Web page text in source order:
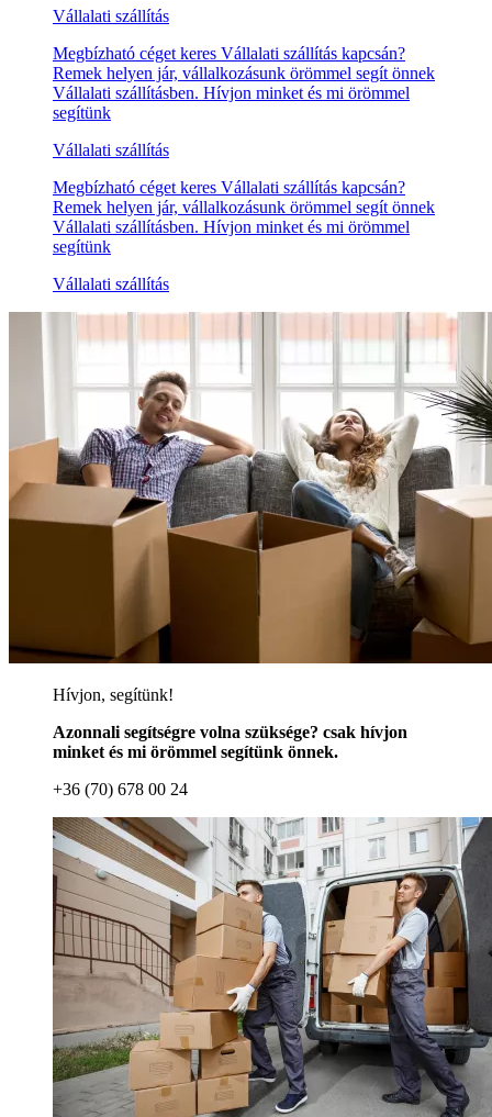
Vállalati szállítás
Megbízható céget keres Vállalati szállítás kapcsán?
Remek helyen jár, vállalkozásunk örömmel segít önnek
Vállalati szállításben. Hívjon minket és mi örömmel
segítünk
Vállalati szállítás
Megbízható céget keres Vállalati szállítás kapcsán?
Remek helyen jár, vállalkozásunk örömmel segít önnek
Vállalati szállításben. Hívjon minket és mi örömmel
segítünk
Vállalati szállítás
Hívjon, segítünk!
Azonnali segítségre volna szüksége? csak hívjon
minket és mi örömmel segítünk önnek.
+36 (70) 678 00 24